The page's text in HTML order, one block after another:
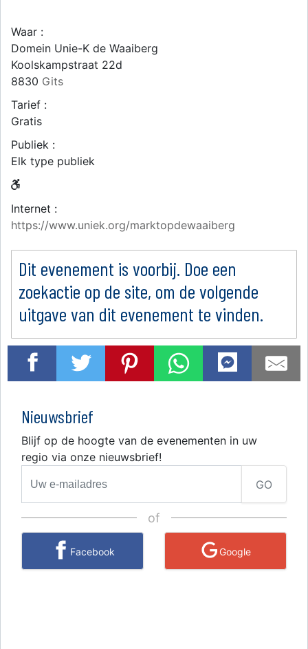
Waar :
Domein Unie-K de Waaiberg
Koolskampstraat 22d
8830 Gits
Tarief :
Gratis
Publiek :
Elk type publiek
Internet :
https://www.uniek.org/marktopdewaaiberg
Dit evenement is voorbij. Doe een
zoekactie op de site, om de volgende
uitgave van dit evenement te vinden.
Nieuwsbrief
Blijf op de hoogte van de evenementen in uw
regio via onze nieuwsbrief!
GO
of
Facebook Google